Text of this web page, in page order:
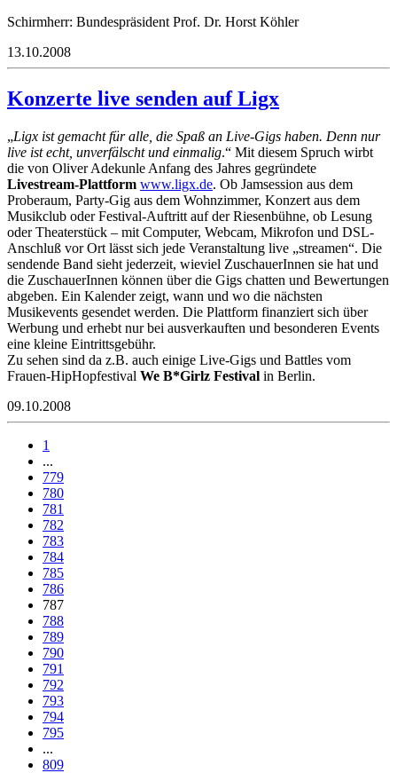
Schirmherr: Bundespräsident Prof. Dr. Horst Köhler
13.10.2008
Konzerte live senden auf Ligx
„Ligx ist gemacht für alle, die Spaß an Live-Gigs haben. Denn nur
live ist echt, unverfälscht und einmalig.“ Mit diesem Spruch wirbt
die von Oliver Adekunle Anfang des Jahres gegründete
Livestream-Plattform www.ligx.de. Ob Jamsession aus dem
Proberaum, Party-Gig aus dem Wohnzimmer, Konzert aus dem
Musikclub oder Festival-Auftritt auf der Riesenbühne, ob Lesung
oder Theaterstück – mit Computer, Webcam, Mikrofon und DSL-
Anschluß vor Ort lässt sich jede Veranstaltung live „streamen“. Die
sendende Band sieht jederzeit, wieviel ZuschauerInnen sie hat und
die ZuschauerInnen können über die Gigs chatten und Bewertungen
abgeben. Ein Kalender zeigt, wann und wo die nächsten
Musikevents gesendet werden. Die Plattform finanziert sich über
Werbung und erhebt nur bei ausverkauften und besonderen Events
eine kleine Eintrittsgebühr.
Zu sehen sind da z.B. auch einige Live-Gigs und Battles vom
Frauen-HipHopfestival We B*Girlz Festival in Berlin.
09.10.2008
1
...
779
780
781
782
783
784
785
786
787
788
789
790
791
792
793
794
795
...
809